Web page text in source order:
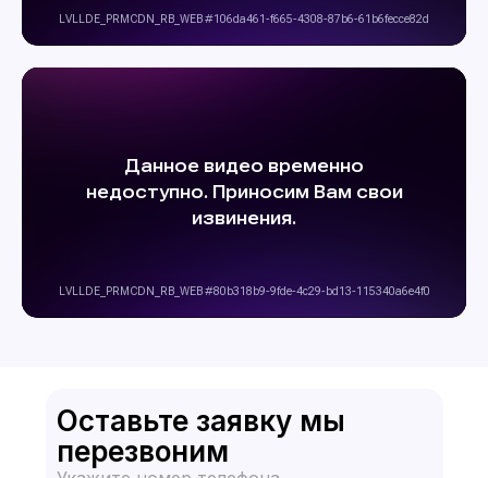
Оставьте заявку мы
перезвоним